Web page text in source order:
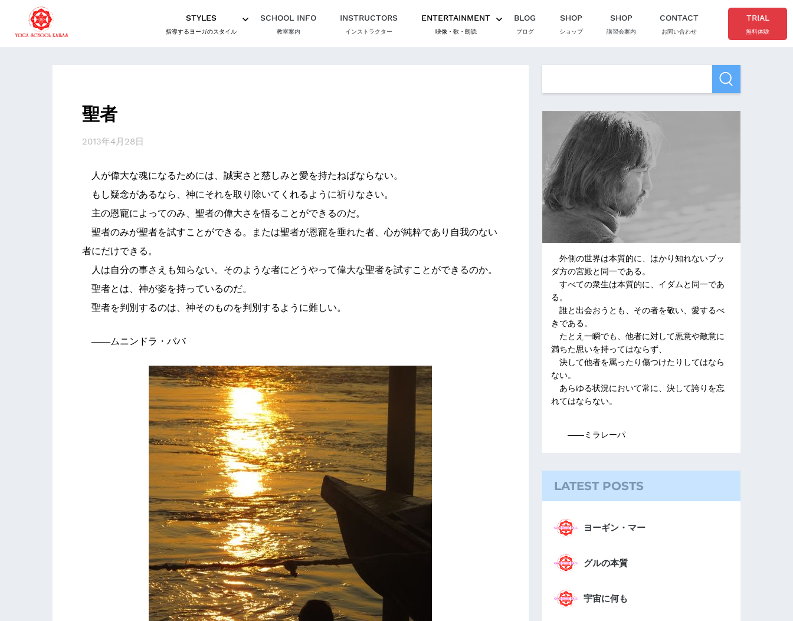
STYLES
指導するヨーガのスタイル
SCHOOL INFO
教室案内
INSTRUCTORS
インストラクター
ENTERTAINMENT
映像・歌・朗読
BLOG
ブログ
SHOP
ショップ
SHOP
講習会案内
CONTACT
お問い合わせ
TRIAL
無料体験
聖者
2013年4月28日
人が偉大な魂になるためには、誠実さと慈しみと愛を持たねばならない。
もし疑念があるなら、神にそれを取り除いてくれるように祈りなさい。
主の恩寵によってのみ、聖者の偉大さを悟ることができるのだ。
聖者のみが聖者を試すことができる。または聖者が恩寵を垂れた者、心が純粋であり自我のない
者にだけできる。
人は自分の事さえも知らない。そのような者にどうやって偉大な聖者を試すことができるのか。
聖者とは、神が姿を持っているのだ。
聖者を判別するのは、神そのものを判別するように難しい。
――ムニンドラ・ババ
外側の世界は本質的に、はかり知れないブッ
ダ方の宮殿と同一である。
すべての衆生は本質的に、イダムと同一であ
る。
誰と出会おうとも、その者を敬い、愛するべ
きである。
たとえ一瞬でも、他者に対して悪意や敵意に
満ちた思いを持ってはならず、
決して他者を罵ったり傷つけたりしてはなら
ない。
あらゆる状況において常に、決して誇りを忘
れてはならない。
――ミラレーパ
LATEST POSTS
ヨーギン・マー
グルの本質
宇宙に何も